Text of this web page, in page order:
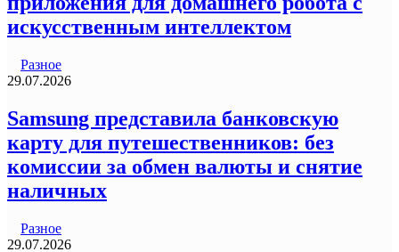
искусственным интеллектом
Разное
29.07.2026
Samsung представила банковскую
карту для путешественников: без
комиссии за обмен валюты и снятие
наличных
Разное
29.07.2026